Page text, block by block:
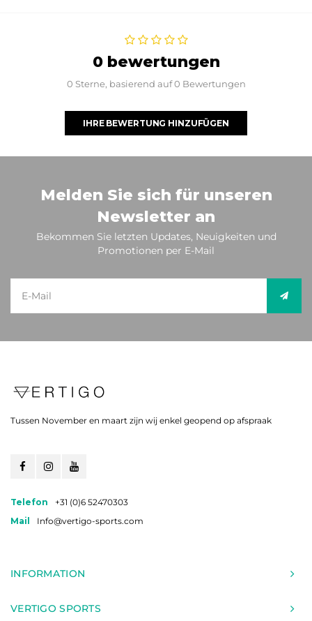
0 bewertungen
0 Sterne, basierend auf 0 Bewertungen
IHRE BEWERTUNG HINZUFÜGEN
Melden Sie sich für unseren
Newsletter an
Bekommen Sie letzten Updates, Neuigkeiten und
Promotionen per E-Mail
Tussen November en maart zijn wij enkel geopend op afspraak
Telefon
+31 (0)6 52470303
Mail
Info@vertigo-sports.com
INFORMATION
VERTIGO SPORTS